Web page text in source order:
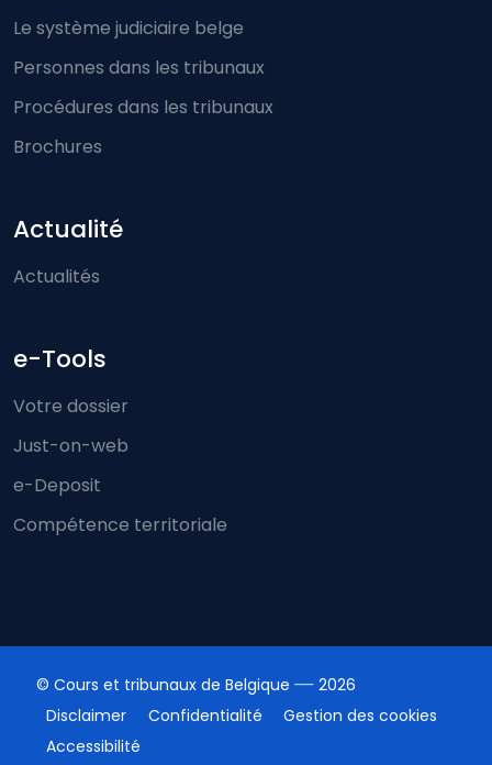
Le système judiciaire belge
Personnes dans les tribunaux
Procédures dans les tribunaux
Brochures
Actualité
Actualités
e-Tools
Votre dossier
Just-on-web
e-Deposit
Compétence territoriale
© Cours et tribunaux de Belgique
2026
Disclaimer
Confidentialité
Gestion des cookies
Accessibilité